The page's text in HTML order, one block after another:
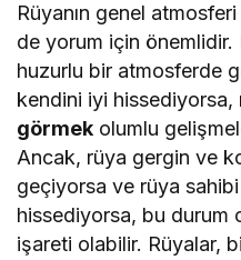
Rüyanın genel
de yorum için
huzurlu bir atmosferde
kendini iyi hissediyorsa,
görmek olumlu
Ancak, rüya gergin ve
geçiyorsa ve rüya
hissediyorsa, bu durum
işareti olabilir. Rüyalar,